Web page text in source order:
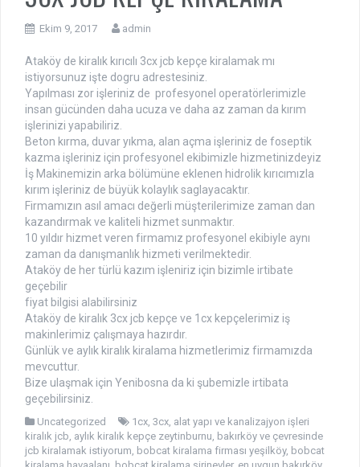
Ekim 9, 2017 admin
Ataköy de kiralık kırıcılı 3cx jcb kepçe kiralamak mı
istiyorsunuz işte dogru adrestesiniz.
Yapılması zor işleriniz de profesyonel operatörlerimizle
insan gücünden daha ucuza ve daha az zaman da kırım
işlerinizi yapabiliriz.
Beton kırma, duvar yıkma, alan açma işleriniz de foseptik
kazma işleriniz için profesyonel ekibimizle hizmetinizdeyiz
İş Makinemizin arka bölümüne eklenen hidrolik kırıcımızla
kırım işleriniz de büyük kolaylık saglayacaktır.
Firmamızın asıl amacı değerli müşterilerimize zaman dan
kazandırmak ve kaliteli hizmet sunmaktır.
10 yıldır hizmet veren firmamız profesyonel ekibiyle aynı
zaman da danışmanlık hizmeti verilmektedir.
Ataköy de her türlü kazım işleniriz için bizimle irtibate
geçebilir
fiyat bilgisi alabilirsiniz
Ataköy de kiralık 3cx jcb kepçe ve 1cx kepçelerimiz iş
makinlerimiz çalışmaya hazırdır.
Günlük ve aylık kiralık kiralama hizmetlerimiz firmamızda
mevcuttur.
Bize ulaşmak için Yenibosna da ki şubemizle irtibata
geçebilirsiniz.
Uncategorized 1cx 3cx alat yapı ve kanalizajyon işleri
kiralık jcb aylık kiralık kepçe zeytinburnu bakırköy ve çevresinde
jcb kiralamak istiyorum bobcat kiralama firması yeşilköy, bobcat